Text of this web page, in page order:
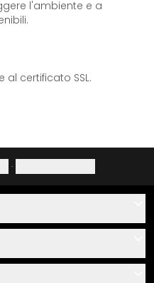
l'ambiente e a
certificato SSL.
·